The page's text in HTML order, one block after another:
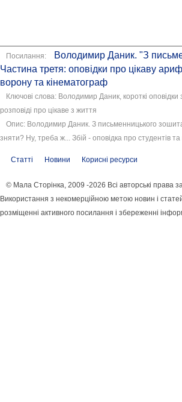
Посилання:
Володимир Даник. "З
Частина третя: оповідки про цікаву
ворону та кінематограф
Ключові слова: Володимир Даник, короткі
розповіді про цікаве з життя
Опис: Володимир Даник. З письменницького
зняти? Ну, треба ж... Збій - оповідка про студентів
Статті Новини Корисні ресурси
© Мала Сторінка, 2009 -2026 Всі авторські права
Використання з некомерційною метою новин і
розміщенні активного посилання і збереженні